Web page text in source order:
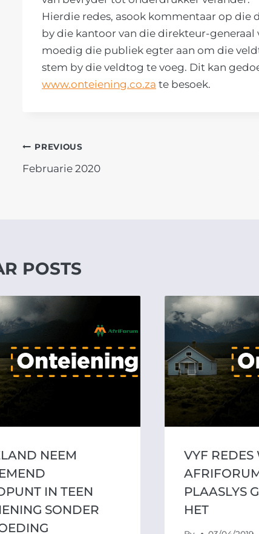
Hierdie redes, asook kommentaar op die
by die kantoor van die direkteur-
moedig die publiek egter aan om die
stem by die veldtog te voeg. Dit kan
www.onteiening.co.za te besoek.
POST
NAVIGATION
PREVIOUS
Februarie 2020
POSTS
NEEM
IN TEEN
SONDER
VYF
PLAASLYS
HET